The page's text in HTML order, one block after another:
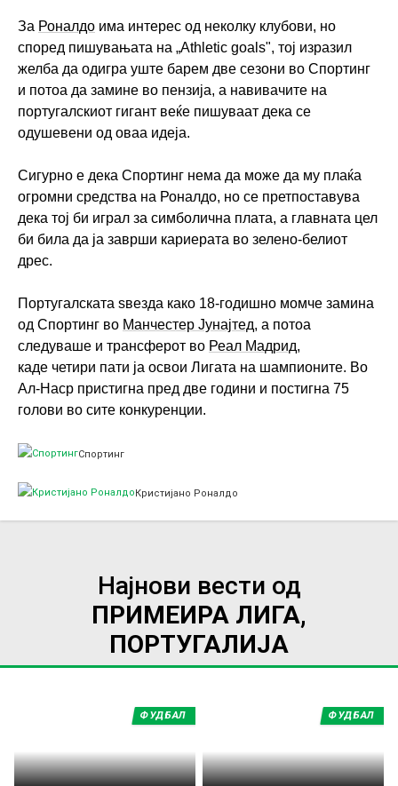
За Роналдо има интерес од неколку клубови, но
според пишувањата на „Athletic goals", тој изразил
желба да одигра уште барем две сезони во Спортинг
и потоа да замине во пензија, а навивачите на
португалскиот гигант веќе пишуваат дека се
одушевени од оваа идеја.
Сигурно е дека Спортинг нема да може да му плаќа
огромни средства на Роналдо, но се претпоставува
дека тој би играл за симболична плата, а главната цел
би била да ја заврши кариерата во зелено-белиот
дрес.
Португалската ѕвезда како 18-годишно момче замина
од Спортинг во Манчестер Јунајтед, а потоа
следуваше и трансферот во Реал Мадрид,
каде четири пати ја освои Лигата на шампионите. Во
Ал-Наср пристигна пред две години и постигна 75
голови во сите конкуренции.
Спортинг
Кристијано Роналдо
Најнови вести од
ПРИМЕИРА ЛИГА,
ПОРТУГАЛИЈА
ФУДБАЛ ФУДБАЛ